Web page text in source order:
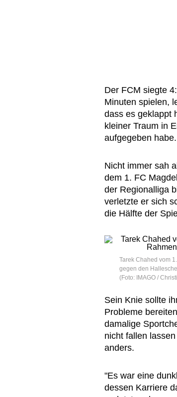
Der FCM siegte
Minuten spielen,
dass es geklappt
kleiner Traum in
aufgegeben
Nicht immer sah
dem 1. FC
der Regionalliga
verletzte er sich
die Hälfte der
Tarek Chahed vom
gegen den
(Foto: IMAGO /
Sein Knie sollte
Probleme
damalige
nicht fallen
anders.
"Es war eine
dessen Karriere